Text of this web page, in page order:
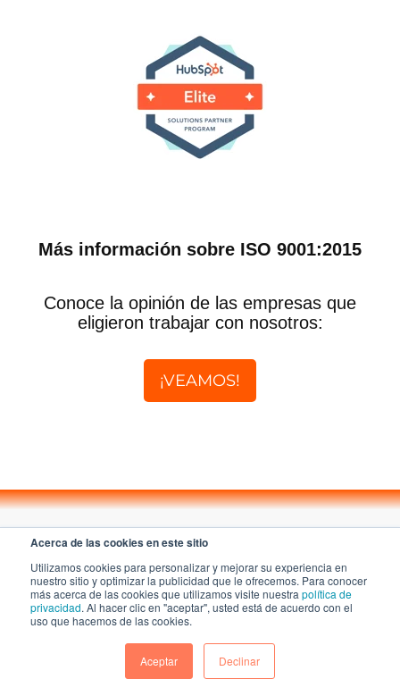
Acerca de las cookies en este sitio
Utilizamos cookies para personalizar y mejorar su experiencia en
nuestro sitio y optimizar la publicidad que le ofrecemos. Para conocer
más acerca de las cookies que utilizamos visite nuestra política de
privacidad. Al hacer clic en "aceptar", usted está de acuerdo con el
uso que hacemos de las cookies.
Aceptar Declinar
Más información sobre ISO 9001:2015
Conoce la opinión de las empresas que
eligieron trabajar con nosotros:
¡VEAMOS!
A KAZE Technologies company